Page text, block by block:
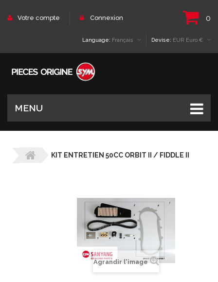
Votre compte Connexion 0
Devise: EUR Euro €
Language: Français
MENU
KIT ENTRETIEN 50CC ORBIT II / FIDDLE II
Agrandir l'image